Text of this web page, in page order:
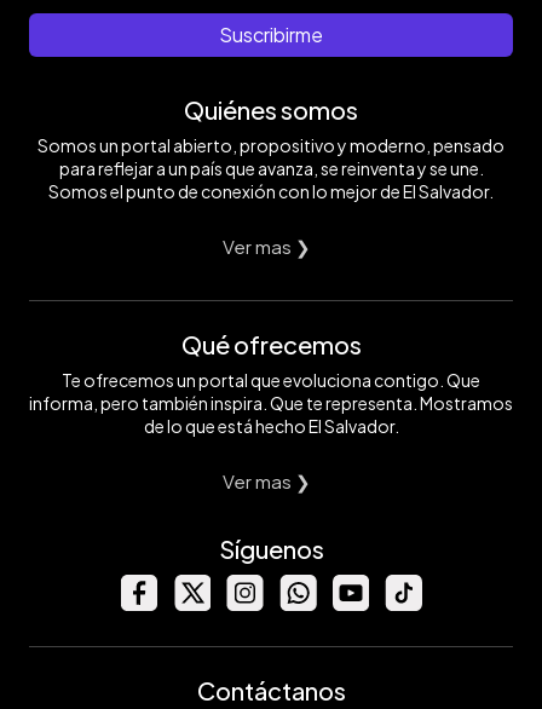
Suscribirme
Quiénes somos
Somos un portal abierto, propositivo y moderno, pensado
para reflejar a un país que avanza, se reinventa y se une.
Somos el punto de conexión con lo mejor de El Salvador.
Ver mas ❯
Qué ofrecemos
Te ofrecemos un portal que evoluciona contigo. Que
informa, pero también inspira. Que te representa. Mostramos
de lo que está hecho El Salvador.
Ver mas ❯
Síguenos
Contáctanos